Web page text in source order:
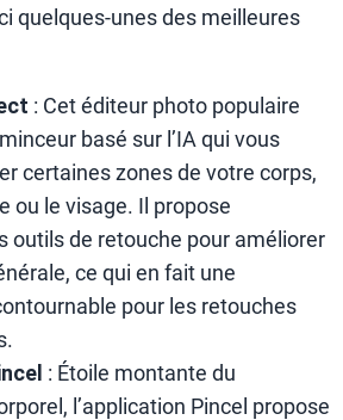
quelques-unes des meilleures
: Cet éditeur photo populaire
basé sur l’IA qui vous
certaines zones de votre corps,
ou le visage. Il propose
outils de retouche pour améliorer
ce qui en fait une
pour les retouches
: Étoile montante du
l’application Pincel propose